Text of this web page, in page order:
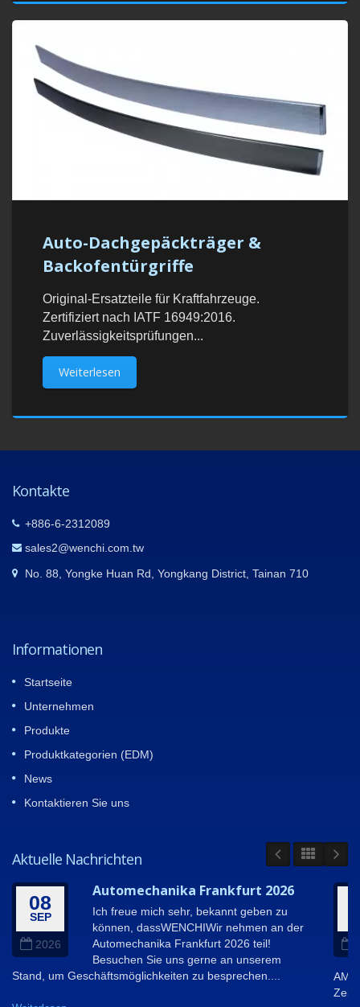
Auto-Dachgepäckträger &
Backofentürgriffe
Original-Ersatzteile für Kraftfahrzeuge.
Zertifiziert nach IATF 16949:2016.
Zuverlässigkeitsprüfungen...
Weiterlesen
Kontakte
+886-6-2312089
sales2@wenchi.com.tw
No. 88, Yongke Huan Rd, Yongkang District, Tainan 710
Informationen
Startseite
Unternehmen
Produkte
Produktkategorien (EDM)
News
Kontaktieren Sie uns
Aktuelle Nachrichten
08
SEP
2026
Automechanika Frankfurt 2026
Ich freue mich sehr, bekannt geben zu
können, dassWENCHIWir nehmen an der
Automechanika Frankfurt 2026 teil!
Besuchen Sie uns gerne an unserem
Stand, um Geschäftsmöglichkeiten zu besprechen....
Zeit,